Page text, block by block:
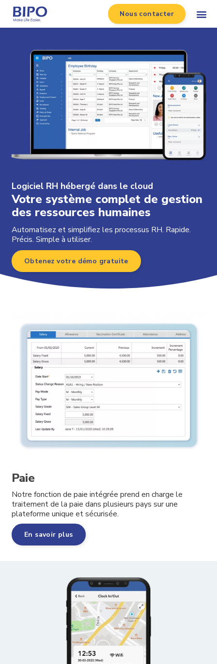
Nous contacter
Logiciel RH hébergé dans le cloud
Votre système complet de gestion
des ressources humaines
Automatisez et simplifiez les processus RH. Rapide.
Précis. Simple à utiliser.
Obtenez votre démo gratuite
Paie
Notre fonction de paie intégrée prend en charge le
traitement de la paie dans plusieurs pays sur une
plateforme unique et sécurisée.
En savoir plus